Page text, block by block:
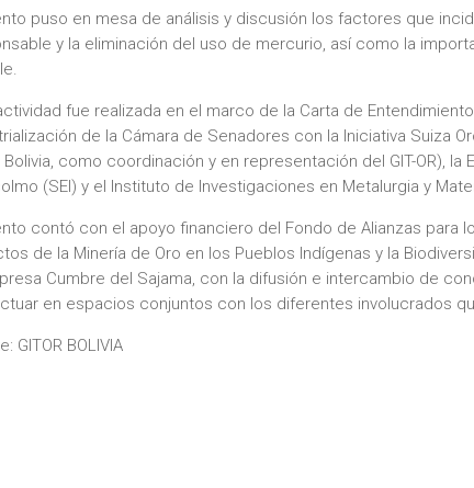
puso en mesa de análisis y discusión los factores que
y la eliminación del uso de mercurio, así como la
fue realizada en el marco de la Carta de
de la Cámara de Senadores con la Iniciativa Suiza
Bolivia, como coordinación y en representación del GIT-OR),
(SEI) y el Instituto de Investigaciones en Metalurgia y
contó con el apoyo financiero del Fondo de Alianzas para
de la Minería de Oro en los Pueblos Indígenas y la
Cumbre del Sajama, con la difusión e intercambio de
en espacios conjuntos con los diferentes involucrados
GITOR BOLIVIA